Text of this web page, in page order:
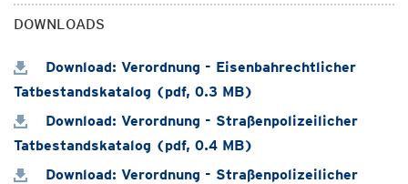
DOWNLOADS
Download: Verordnung - Eisenbahrechtlicher
Tatbestandskatalog (pdf, 0.3 MB)
Download: Verordnung - Straßenpolizeilicher
Tatbestandskatalog (pdf, 0.4 MB)
Download: Verordnung - Straßenpolizeilicher